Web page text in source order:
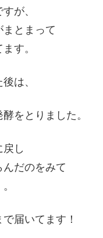
が、
とまって
す。
は、
をとりました。
し
んだのをみて
届いてます！